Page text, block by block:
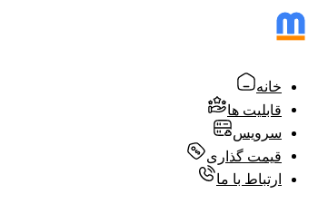
خانه
قابلیت ها
سرویس
قیمت گذاری
ارتباط با ما